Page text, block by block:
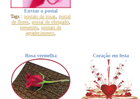
Enviar o postal
Tags : postais de rosas postal
de flores, postal de obrigado,
presentes postais de
agradecimento
Rosa vermelha Coração em festa